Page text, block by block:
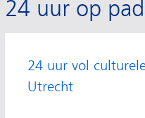
24 uur op
24 uur vol
Utrecht